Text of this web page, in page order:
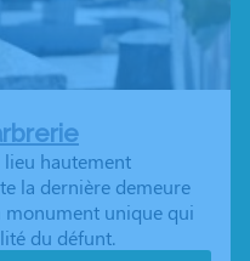
hautement
la dernière demeure
monument unique qui
du défunt.